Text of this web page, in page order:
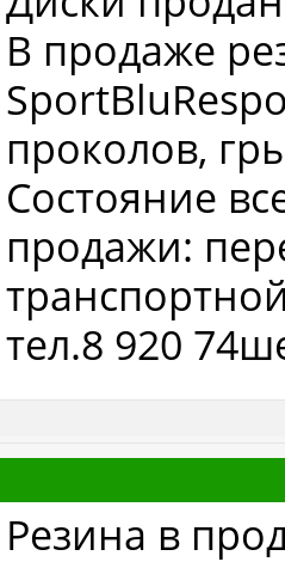
В продаже
проколов,
Состояние
продажи:
тел.8 920
Резина в